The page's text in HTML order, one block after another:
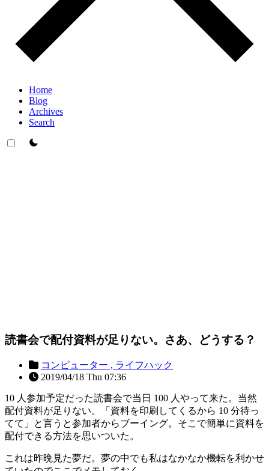
Home
Blog
Archives
Search
theme switcher
読書会で配付資料が足りない。さあ、どうする？
コンピューター , ライフハック
2019/04/18 Thu 07:36
10 人参加予定だった読書会で当日 100 人やって来た。当然
配付資料が足りない。「資料を印刷してくるから 10 分待っ
てて」と言うと参加者からブーイング。そこで簡単に資料を
配付できる方法を思いついた。
これは昨晩見た夢だ。夢の中でも私はなかなか機転を利かせ